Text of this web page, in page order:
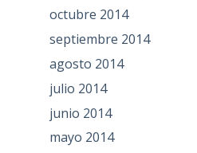
octubre 2014
septiembre 2014
agosto 2014
julio 2014
junio 2014
mayo 2014